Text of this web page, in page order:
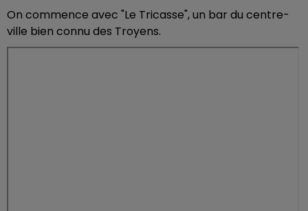
On commence avec "Le Tricasse", un bar du centre-
ville bien connu des Troyens.